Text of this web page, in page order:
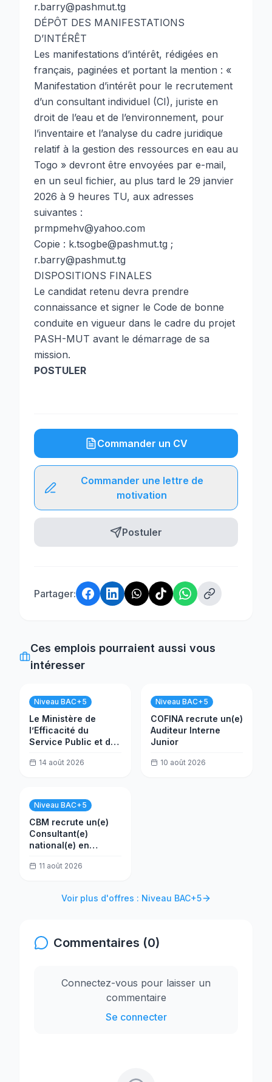
r.barry@pashmut.tg
DÉPÔT DES MANIFESTATIONS
D’INTÉRÊT
Les manifestations d’intérêt, rédigées en
français, paginées et portant la mention : «
Manifestation d’intérêt pour le recrutement
d’un consultant individuel (CI), juriste en
droit de l’eau et de l’environnement, pour
l’inventaire et l’analyse du cadre juridique
relatif à la gestion des ressources en eau au
Togo » devront être envoyées par e-mail,
en un seul fichier, au plus tard le 29 janvier
2026 à 9 heures TU, aux adresses
suivantes :
prmpmehv@yahoo.com
Copie : k.tsogbe@pashmut.tg ;
r.barry@pashmut.tg
DISPOSITIONS FINALES
Le candidat retenu devra prendre
connaissance et signer le Code de bonne
conduite en vigueur dans le cadre du projet
PASH-MUT avant le démarrage de sa
mission.
POSTULER
Commander un CV
Commander une lettre de
motivation
Postuler
Partager:
Ces emplois pourraient aussi vous
intéresser
Niveau BAC+5
Le Ministère de
l’Efficacité du
Service Public et de
(MESPTN) recrute
14 août 2026
Niveau BAC+5
COFINA recrute un(e)
Auditeur Interne
Junior
10 août 2026
Niveau BAC+5
CBM recrute un(e)
Consultant(e)
national(e) en
11 août 2026
Voir plus d'offres : Niveau BAC+5
Commentaires (0)
Connectez-vous pour laisser un
commentaire
Se connecter